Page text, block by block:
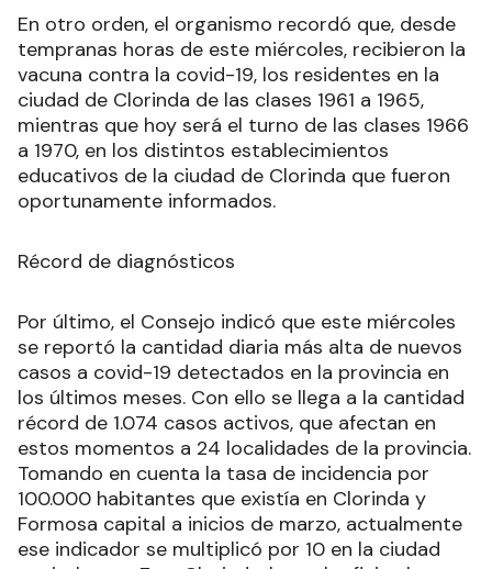
En otro orden, el organismo recordó que, desde
tempranas horas de este miércoles, recibieron la
vacuna contra la covid-19, los residentes en la
ciudad de Clorinda de las clases 1961 a 1965,
mientras que hoy será el turno de las clases 1966
a 1970, en los distintos establecimientos
educativos de la ciudad de Clorinda que fueron
oportunamente informados.
Récord de diagnósticos
Por último, el Consejo indicó que este miércoles
se reportó la cantidad diaria más alta de nuevos
casos a covid-19 detectados en la provincia en
los últimos meses. Con ello se llega a la cantidad
récord de 1.074 casos activos, que afectan en
estos momentos a 24 localidades de la provincia.
Tomando en cuenta la tasa de incidencia por
100.000 habitantes que existía en Clorinda y
Formosa capital a inicios de marzo, actualmente
ese indicador se multiplicó por 10 en la ciudad